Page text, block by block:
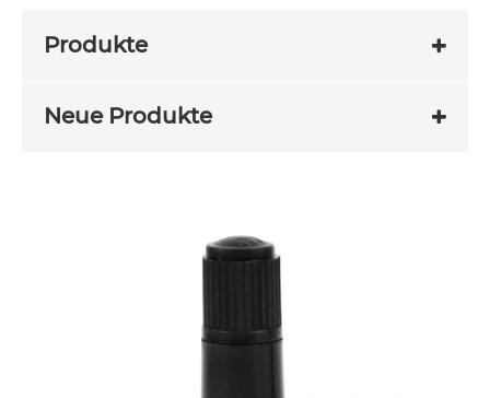
Produkte
Neue Produkte